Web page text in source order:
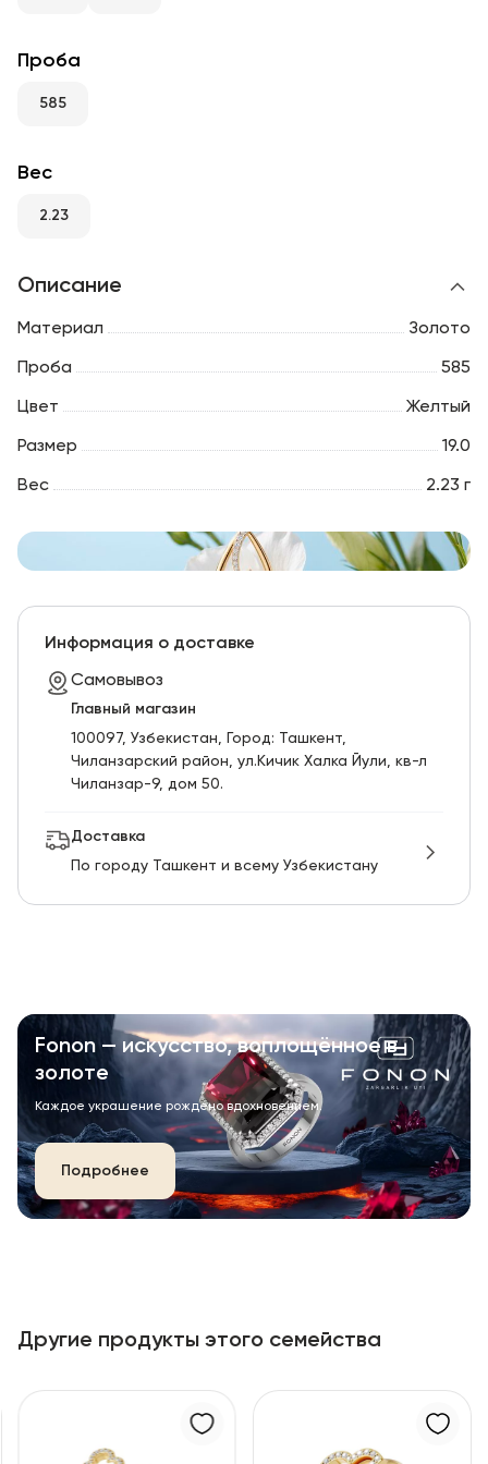
Проба
585
Вес
2.23
Описание
Материал Золото
Проба 585
Цвет Желтый
Размер 19.0
Вес 2.23 г
Информация о доставке
Самовывоз
Главный магазин
100097, Узбекистан, Город: Ташкент,
Чиланзарский pайон, ул.Кичик Халка Йули, кв-л
Чиланзар-9, дом 50.
Доставка
По городу Ташкент и всему Узбекистану
Fonon — искусство, воплощённое в
золоте
Каждое украшение рождено вдохновением.
Подробнее
Другие продукты этого семейства